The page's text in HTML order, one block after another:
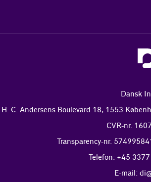
Dansk
H. C. Andersens Boulevard 18, 1553
CVR-nr.
Transparency-nr.
Telefon: +45
E-mail: